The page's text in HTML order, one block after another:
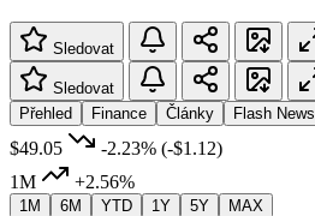
Sledovat
Sledovat
Přehled
Finance Články Flash News
$49.05 -2.23% (-$1.12)
1M
+2.56%
1M 6M YTD 1Y 5Y MAX